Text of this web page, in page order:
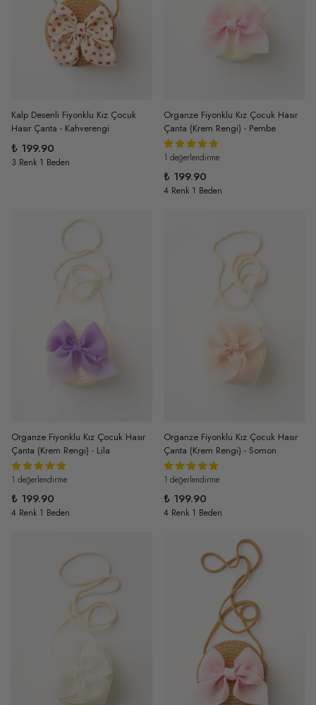
Kalp Desenli Fiyonklu Kız Çocuk
Hasır Çanta - Kahverengi
₺ 199.90
3 Renk 1 Beden
Organze Fiyonklu Kız Çocuk Hasır
Çanta (Krem Rengi) - Pembe
1 değerlendirme
₺ 199.90
4 Renk 1 Beden
Organze Fiyonklu Kız Çocuk Hasır
Çanta (Krem Rengi) - Lila
1 değerlendirme
₺ 199.90
4 Renk 1 Beden
Organze Fiyonklu Kız Çocuk Hasır
Çanta (Krem Rengi) - Somon
1 değerlendirme
₺ 199.90
4 Renk 1 Beden